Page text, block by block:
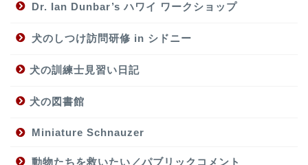
Dr. Ian Dunbar’s ハワイ ワークショップ
犬のしつけ訪問研修 in シドニー
犬の訓練士見習い日記
犬の図書館
Miniature Schnauzer
動物たちを救いたい／パブリックコメント